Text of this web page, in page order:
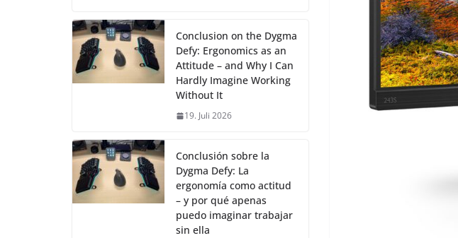
Conclusion on the Dygma
Defy: Ergonomics as an
Attitude – and Why I Can
Hardly Imagine Working
Without It
19. Juli 2026
Conclusión sobre la
Dygma Defy: La
ergonomía como actitud
– y por qué apenas
puedo imaginar trabajar
sin ella